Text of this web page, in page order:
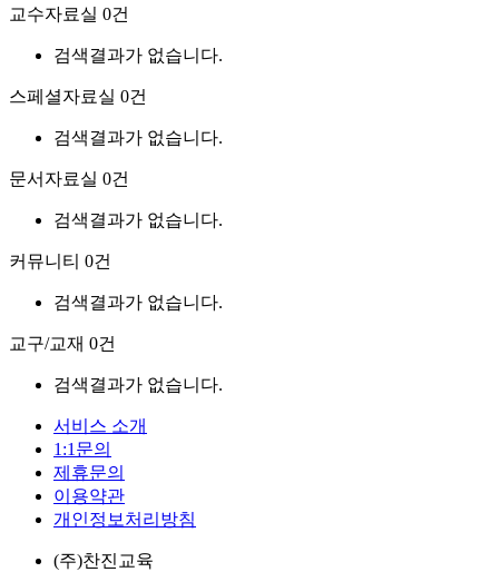
교수자료실 0건
검색결과가 없습니다.
스페셜자료실 0건
검색결과가 없습니다.
문서자료실 0건
검색결과가 없습니다.
커뮤니티 0건
검색결과가 없습니다.
교구/교재 0건
검색결과가 없습니다.
서비스 소개
1:1문의
제휴문의
이용약관
개인정보처리방침
(주)찬진교육